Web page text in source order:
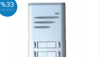
%33
iskonto